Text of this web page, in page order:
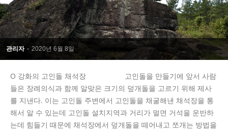
관리자 - 2020년 6월 8일
Ο 강화의 고인돌 채석장 고인돌을 만들기에 앞서 사람
들은 장례의식과 함께 알맞은 크기의 덮개돌을 고르기 위해 제사
를 지낸다. 이는 고인돌 주변에서 고인돌을 채굴해낸 채석장을 통
해서 알 수 있는데 고인돌 설치지역과 거리가 멀면 거석을 운반하
는데 힘들기 때문에 채석장에서 덮개돌을 떼어내고 쪼개는 방법을